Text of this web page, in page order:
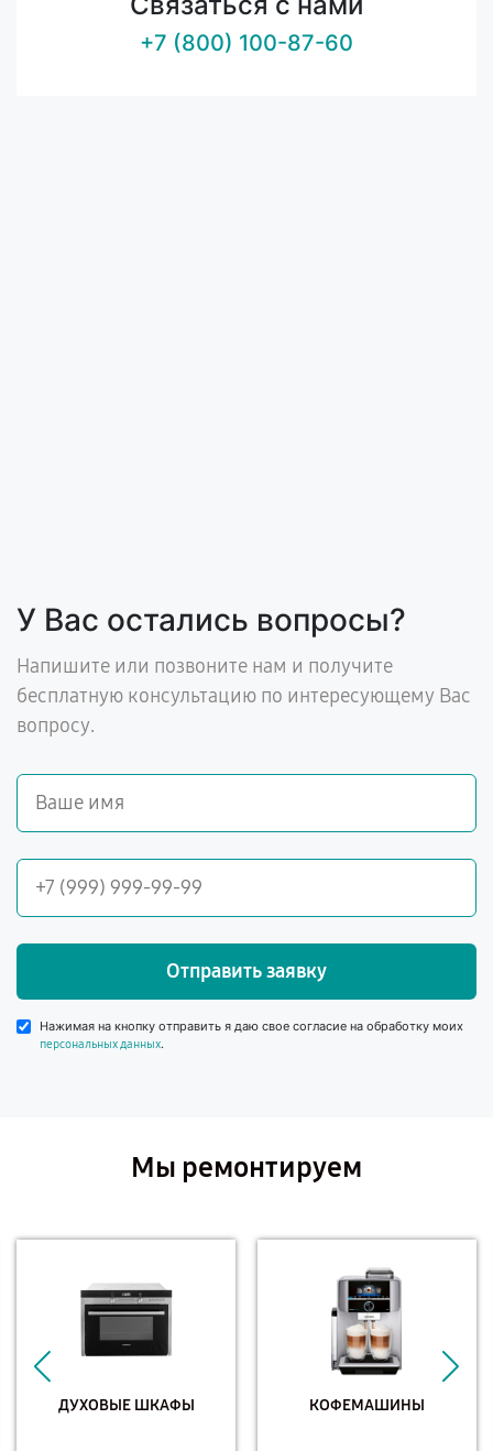
+7 (800) 100-87-60
У Вас остались вопросы?
Напишите или позвоните нам и получите
бесплатную консультацию по интересующему Вас
вопросу.
Отправить заявку
Нажимая на кнопку отправить я даю свое согласие на обработку моих
персональных данных.
Мы ремонтируем
ДУХОВЫЕ ШКАФЫ КОФЕМАШИНЫ